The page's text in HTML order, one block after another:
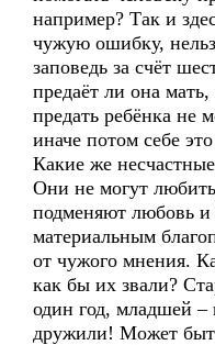
например? Так и
чужую ошибку,
заповедь за счёт
предаёт ли она
предать ребёнка не
иначе потом себе
Какие же
Они не могут
подменяют любовь и
материальным
от чужого мнения.
как бы их звали?
один год, младшей
дружили! Может